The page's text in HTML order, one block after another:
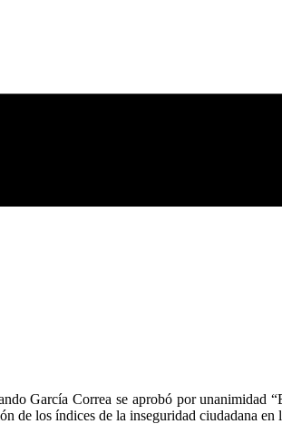
García Correa se aprobó por unanimidad
de los índices de la inseguridad ciudadana en